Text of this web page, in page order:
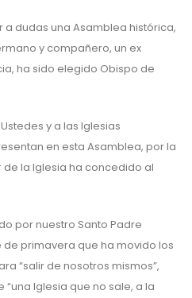
a dudas una Asamblea histórica,
y compañero, un ex
ha sido elegido Obispo de
y a las Iglesias
en esta Asamblea, por la
la Iglesia ha concedido al
por nuestro Santo Padre
primavera que ha movido los
“salir de nosotros mismos”,
Iglesia que no sale, a la